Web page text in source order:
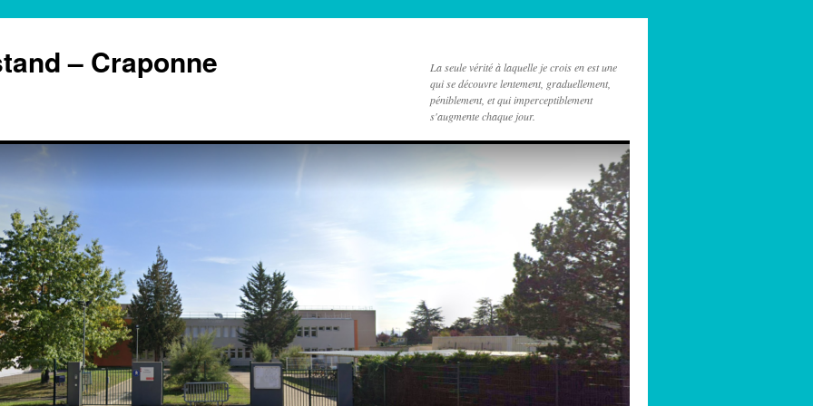
– Craponne
La seule vérité à laquelle je crois en est une
qui se découvre lentement, graduellement,
péniblement, et qui imperceptiblement
s'augmente chaque jour.